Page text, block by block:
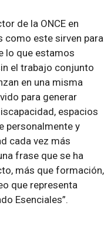
de la ONCE en
como este sirven para
lo que estamos
el trabajo conjunto
en una misma
para generar
espacios
personalmente y
cada vez más
frase que se ha
más que formación,
que representa
Esenciales”.